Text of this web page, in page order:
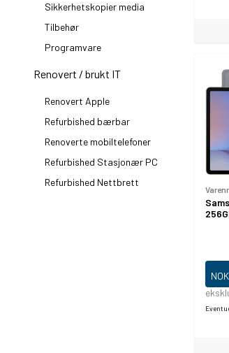
Sikkerhetskopier media
Tilbehør
Programvare
Renovert / brukt IT
Renovert Apple
Refurbished bærbar
Renoverte mobiltelefoner
Refurbished Stasjonær PC
Refurbished Nettbrett
NOK